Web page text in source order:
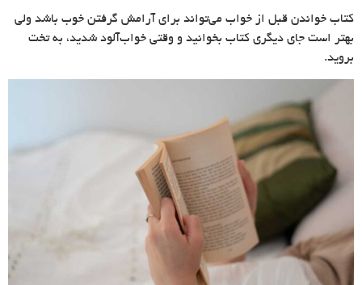
کتاب خواندن قبل از خواب می‌تواند برای آرامش گرفتن خوب باشد ولی
بهتر است جای دیگری کتاب بخوانید و وقتی خواب‌آلود شدید، به تخت
بروید.